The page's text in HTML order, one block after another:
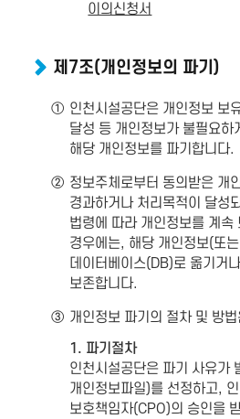
이의신청서
제7조(개인정보의 파기)
① 인천시설공단은 개인정보 보
달성 등 개인정보가 불필요하
해당 개인정보를 파기합니다.
② 정보주체로부터 동의받은 개
경과하거나 처리목적이 달성
법령에 따라 개인정보를 계속
경우에는, 해당 개인정보(또
데이터베이스(DB)로 옮기거
보존합니다.
③ 개인정보 파기의 절차 및 방
1. 파기절차
인천시설공단은 파기 사유가
개인정보파일)를 선정하고,
보호책임자(CPO)의 승인을